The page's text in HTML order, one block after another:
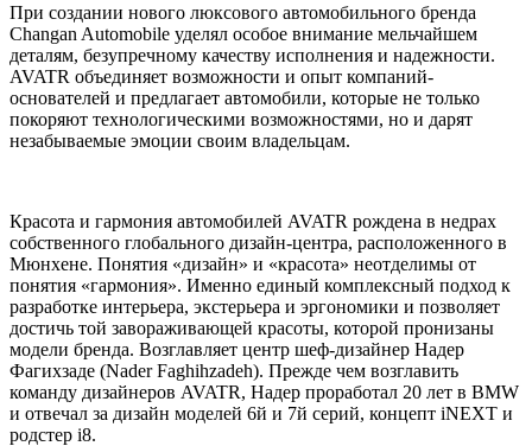
При создании нового люксового автомобильного бренда
Changan Automobile уделял особое внимание мельчайшем
деталям, безупречному качеству исполнения и надежности.
AVATR объединяет возможности и опыт компаний-
основателей и предлагает автомобили, которые не только
покоряют технологическими возможностями, но и дарят
незабываемые эмоции своим владельцам.
Красота и гармония автомобилей AVATR рождена в недрах
собственного глобального дизайн-центра, расположенного в
Мюнхене. Понятия «дизайн» и «красота» неотделимы от
понятия «гармония». Именно единый комплексный подход к
разработке интерьера, экстерьера и эргономики и позволяет
достичь той завораживающей красоты, которой пронизаны
модели бренда. Возглавляет центр шеф-дизайнер Надер
Фагихзаде (Nader Faghihzadeh). Прежде чем возглавить
команду дизайнеров AVATR, Надер проработал 20 лет в BMW
и отвечал за дизайн моделей 6й и 7й серий, концепт iNEXT и
родстер i8.